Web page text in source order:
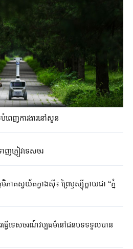
ពេញ​ការងារនៅសួន​​
ញភ្ញៀវទេសចរ
គស្វយ័តក្វាងស៊ី៖ ព្រៃឫស្ស៊ីក្លាយជា “ភ្នំ
រធ្វើទេសចរណ៍វប្បធម៌នៅជនបទទទួលបាន